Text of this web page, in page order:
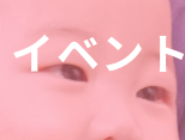
ベント